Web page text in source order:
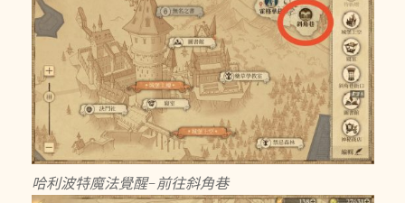
哈利波特魔法覺醒-前往斜角巷